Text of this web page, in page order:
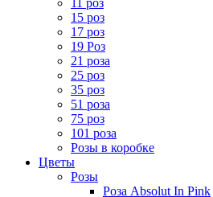
15 роз
17 роз
19 Роз
21 роза
25 роз
35 роз
51 роза
75 роз
101 роза
Розы в коробке
Цветы
Розы
Роза Absolut In Pink